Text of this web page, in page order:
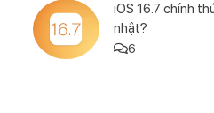
iOS 16.7 chính
nhật?
6